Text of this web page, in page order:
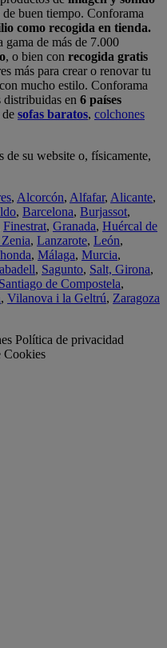
de buen tiempo. Conforama
como recogida en tienda.
gama de más de 7.000
, o bien con recogida gratis
más para crear o renovar tu
mucho estilo. Conforama
distribuidas en 6 países
sofas baratos, colchones
de su website o, físicamente,
, Alcorcón, Alfafar, Alicante,
, Barcelona, Burjassot,
Finestrat, Granada, Huércal de
, Lanzarote, León,
, Málaga, Murcia,
, Sagunto, Salt, Girona,
Santiago de Compostela,
, Vilanova i la Geltrú, Zaragoza
Política de privacidad
Cookies